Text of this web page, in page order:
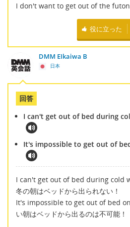
I don't want to get out of the
役に立った
DMM EIkaiwa B
日本
回答
I can't get out of bed during
It's impossible to get out of
I can't get out of bed during cold
冬の朝はベッドから出られない！
It's impossible to get out of bed
い朝はベッドから出るのは不可能！